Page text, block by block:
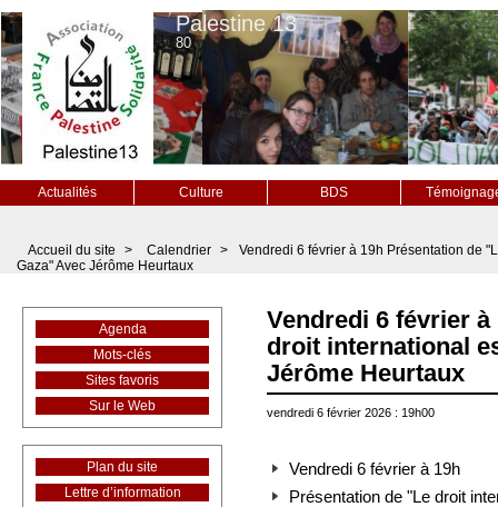
Palestine 13
80
Actualités Culture BDS
Accueil du site > Calendrier >
Vendredi 6 février à 19h Présentation de
Gaza" Avec Jérôme Heurtaux
Vendredi 6 février
droit international
Jérôme Heurtaux
vendredi 6 février 2026 : 19h00
Vendredi 6 février à 19h
Présentation de "Le droit
Agenda
Mots-clés
Sites favoris
Sur le Web
Plan du site
Lettre d’information